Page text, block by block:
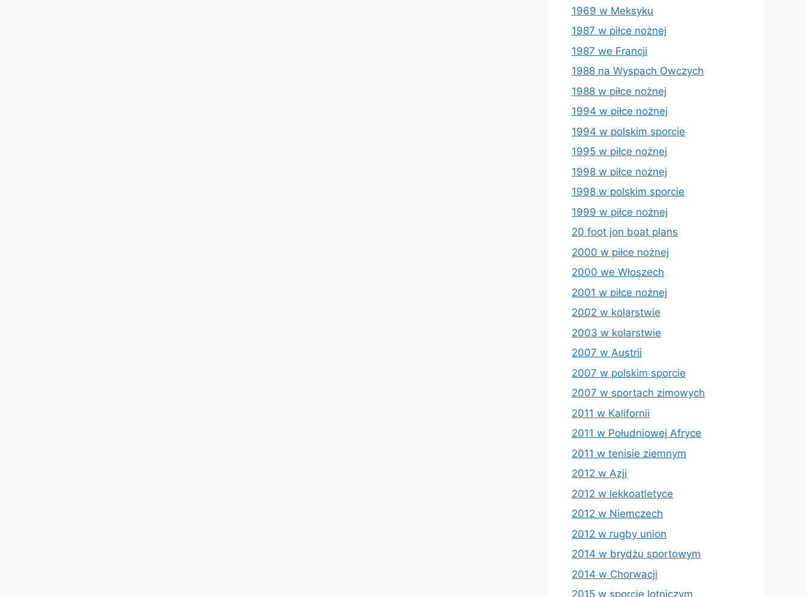
1969 w Meksyku
1987 w piłce nożnej
1987 we Francji
1988 na Wyspach Owczych
1988 w piłce nożnej
1994 w piłce nożnej
1994 w polskim sporcie
1995 w piłce nożnej
1998 w piłce nożnej
1998 w polskim sporcie
1999 w piłce nożnej
20 foot jon boat plans
2000 w piłce nożnej
2000 we Włoszech
2001 w piłce nożnej
2002 w kolarstwie
2003 w kolarstwie
2007 w Austrii
2007 w polskim sporcie
2007 w sportach zimowych
2011 w Kalifornii
2011 w Południowej Afryce
2011 w tenisie ziemnym
2012 w Azji
2012 w lekkoatletyce
2012 w Niemczech
2012 w rugby union
2014 w brydżu sportowym
2014 w Chorwacji
2015 w sporcie lotniczym